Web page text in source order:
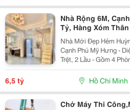
Nhà Rộng 6M,
Tỷ, Hàng Xóm
Nhà Mới Đẹp Hẻm
Cạnh Phú Mỹ Hưng - Diện Tích: 6M X 7M - Kết Cấu: 1
Trệt, 2 Lầu - Gồm 4
Cao Cấp, Dọn Vào Ở
Phù Hợp Ở Gia Đình
6,5 tỷ Hồ Chí Minh
Chở Máy Thi